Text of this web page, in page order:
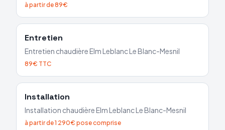
à partir de 89€
Entretien
Entretien chaudièreElm LeblancLe Blanc-Mesnil
89€ TTC
Installation
Installation chaudièreElm LeblancLe Blanc-Mesnil
à partir de 1 290€ pose comprise